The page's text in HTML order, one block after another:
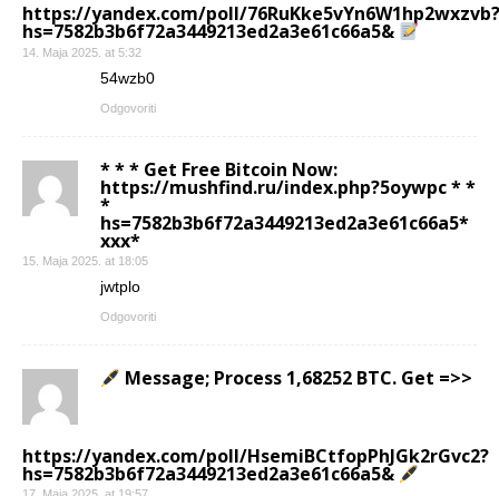
https://yandex.com/poll/76RuKke5vYn6W1hp2wxzvb?
hs=7582b3b6f72a3449213ed2a3e61c66a5&
14. Maja 2025. at 5:32
54wzb0
Odgovoriti
* * * Get Free Bitcoin Now:
https://mushfind.ru/index.php?5oywpc * *
*
hs=7582b3b6f72a3449213ed2a3e61c66a5*
ххх*
15. Maja 2025. at 18:05
jwtplo
Odgovoriti
Message; Process 1,68252 BTC. Get =>>
https://yandex.com/poll/HsemiBCtfopPhJGk2rGvc2?
hs=7582b3b6f72a3449213ed2a3e61c66a5&